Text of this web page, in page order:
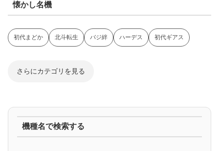
懐かし名機
初代まどか 北斗転生 バジ絆 ハーデス 初代ギアス
さらにカテゴリを見る
機種名で検索する